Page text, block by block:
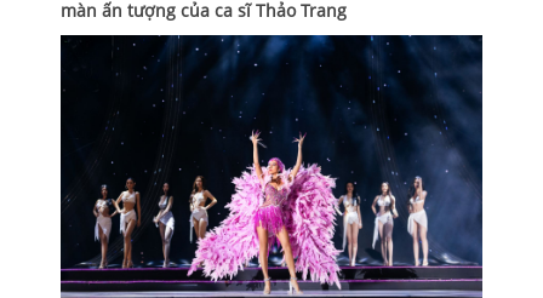
màn ấn tượng của ca sĩ Thảo Trang